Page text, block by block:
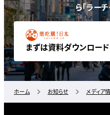
ら「ラー
まずは資料ダウンロード
ホーム お知らせ メディア